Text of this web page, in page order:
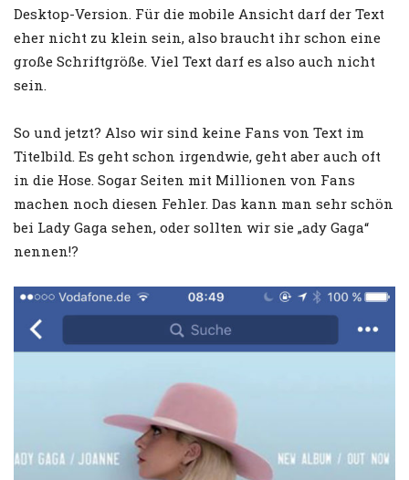
Desktop-Version. Für die mobile Ansicht darf der Text
eher nicht zu klein sein, also braucht ihr schon eine
große Schriftgröße. Viel Text darf es also auch nicht
sein.
So und jetzt? Also wir sind keine Fans von Text im
Titelbild. Es geht schon irgendwie, geht aber auch oft
in die Hose. Sogar Seiten mit Millionen von Fans
machen noch diesen Fehler. Das kann man sehr schön
bei Lady Gaga sehen, oder sollten wir sie „ady Gaga“
nennen!?